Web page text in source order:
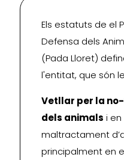
Els estatuts de el
Defensa dels
(Pada Lloret)
l'entitat, que són
Vetllar per la
dels animals i en
maltractament
principalment en